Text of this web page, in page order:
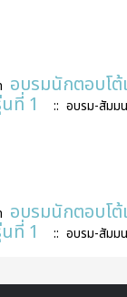
อบรมนักตอบโต้
ที่ 1 :: อบรม-สัมม
อบรมนักตอบโต้
ที่ 1 :: อบรม-สัมม